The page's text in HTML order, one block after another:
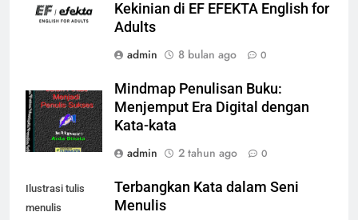
Kekinian di EF EFEKTA English for
Adults
admin
8 bulan ago 0
Mindmap Penulisan Buku:
Menjemput Era Digital dengan
Kata-kata
admin
2 tahun ago 0
Ilustrasi tulis
menulis
Terbangkan Kata dalam Seni
Menulis